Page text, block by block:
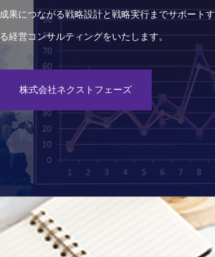
成果につながる戦略設計と戦略実行までサポートす
る経営コンサルティングをいたします。
株式会社ネクストフェーズ